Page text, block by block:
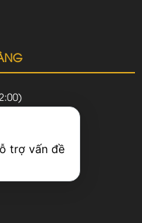
trợ vấn đề